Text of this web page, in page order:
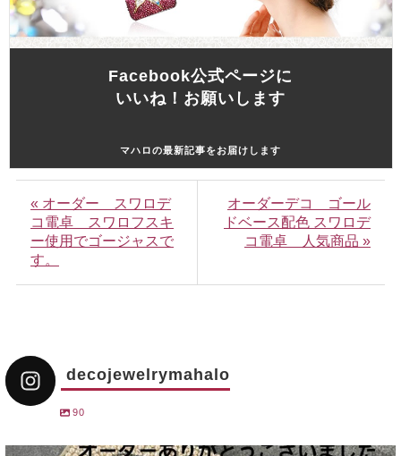
Facebook公式ページに
いいね！お願いします
マハロの最新記事をお届けします
« オーダー スワロデ
コ電卓 スワロフスキ
ー使用でゴージャスで
す。
オーダーデコ ゴール
ドベース配色 スワロデ
コ電卓 人気商品 »
decojewelrymahalo
90